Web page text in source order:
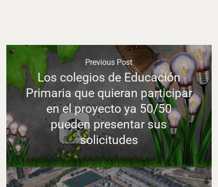
Previous Post
Los colegios de Educación
Primaria que quieran participar
en el proyecto ya 50/50
pueden presentar sus
solicitudes